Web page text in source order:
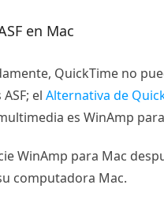
en Mac
QuickTime no
el Alternativa de
es WinAmp
WinAmp para Mac
computadora Mac.